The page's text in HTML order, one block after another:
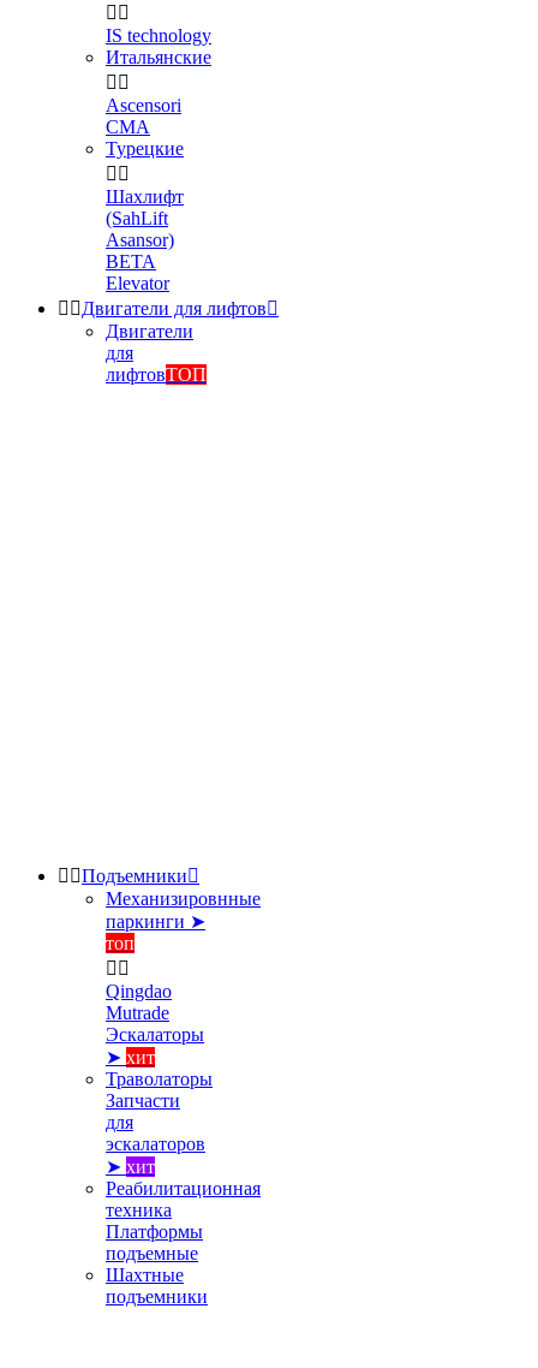
 
IS technology
Итальянские
 
Ascensori
CMA
Турецкие
 
Шахлифт
(SahLift
Asansor)
BETA
Elevator
 Двигатели для лифтов
Двигатели
для
лифтовТОП
 Подъемники
Механизировнные
паркинги ➤
топ
 
Qingdao
Mutrade
Эскалаторы
➤ хит
Траволаторы
Запчасти
для
эскалаторов
➤ хит
Реабилитационная
техника
Платформы
подъемные
Шахтные
подъемники